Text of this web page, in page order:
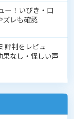
ー！いびき・口
ズレも確認
評判をレビュ
果なし・怪しい声